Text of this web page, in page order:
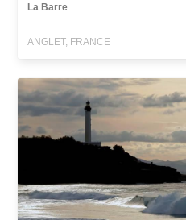
La Barre
ANGLET, FRANCE